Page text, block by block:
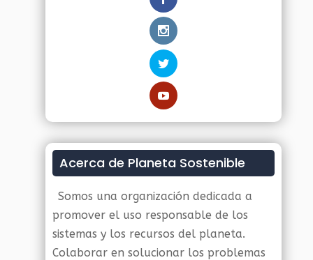
Acerca de Planeta Sostenible
Somos una organización dedicada a
promover el uso responsable de los
sistemas y los recursos del planeta.
Colaborar en solucionar los problemas